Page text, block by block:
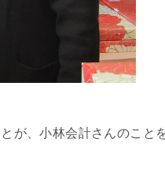
が、小林会計さんのこと